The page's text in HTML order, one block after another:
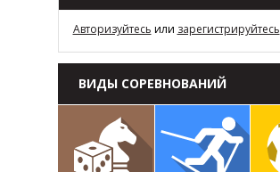
Авторизуйтесь или зарегистрируйтесь
ВИДЫ СОРЕВНОВАНИЙ